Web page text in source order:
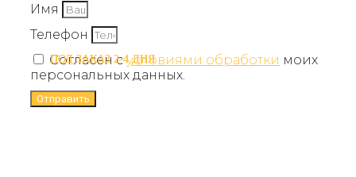
ПОД ЗАКАЗ 2-4 ДНЯ
ПОД ЗАКАЗ 2-4 ДНЯ
Имя
Телефон
Согласен сусловиями обработки моих
персональных данных.
Отправить